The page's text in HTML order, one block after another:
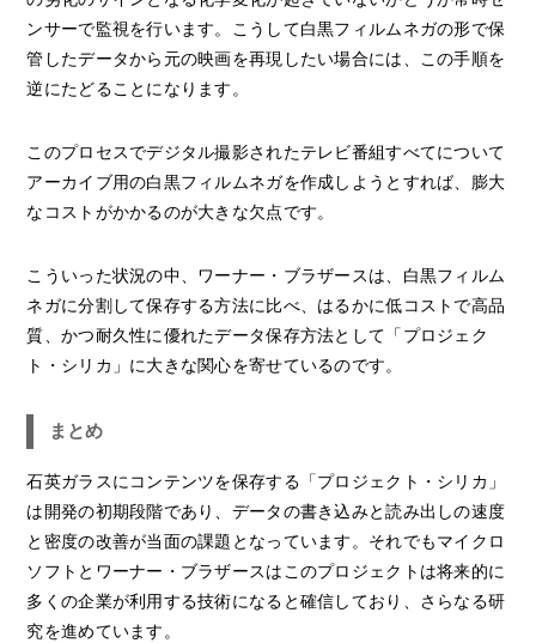
ンサーで監視を行います。こうして白黒フィルムネガの形で保
管したデータから元の映画を再現したい場合には、この手順を
逆にたどることになります。
このプロセスでデジタル撮影されたテレビ番組すべてについて
アーカイブ用の白黒フィルムネガを作成しようとすれば、膨大
なコストがかかるのが大きな欠点です。
こういった状況の中、ワーナー・ブラザースは、白黒フィルム
ネガに分割して保存する方法に比べ、はるかに低コストで高品
質、かつ耐久性に優れたデータ保存方法として「プロジェク
ト・シリカ」に大きな関心を寄せているのです。
まとめ
石英ガラスにコンテンツを保存する「プロジェクト・シリカ」
は開発の初期段階であり、データの書き込みと読み出しの速度
と密度の改善が当面の課題となっています。それでもマイクロ
ソフトとワーナー・ブラザースはこのプロジェクトは将来的に
多くの企業が利用する技術になると確信しており、さらなる研
究を進めています。